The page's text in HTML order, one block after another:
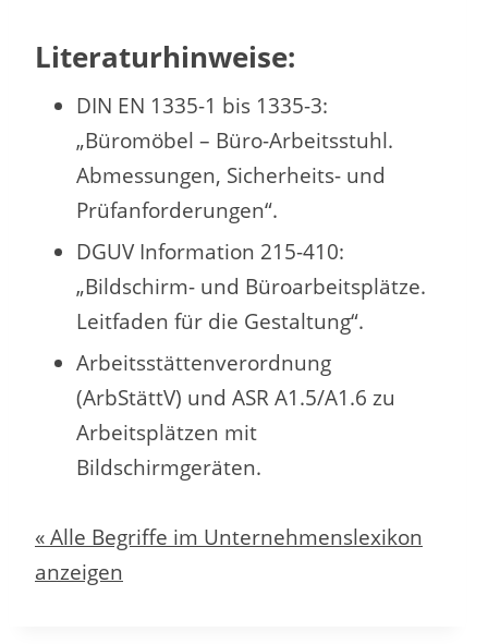
Literaturhinweise:
DIN EN 1335-1 bis 1335-3:
„Büromöbel – Büro-Arbeitsstuhl.
Abmessungen, Sicherheits- und
Prüfanforderungen“.
DGUV Information 215-410:
„Bildschirm- und Büroarbeitsplätze.
Leitfaden für die Gestaltung“.
Arbeitsstättenverordnung
(ArbStättV) und ASR A1.5/A1.6 zu
Arbeitsplätzen mit
Bildschirmgeräten.
« Alle Begriffe im Unternehmenslexikon
anzeigen